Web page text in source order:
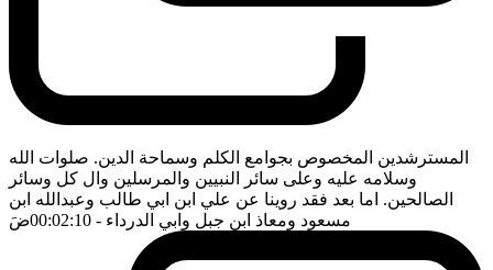
المسترشدين المخصوص بجوامع الكلم وسماحة الدين. صلوات الله
وسلامه عليه وعلى سائر النبيين والمرسلين وال كل وسائر
الصالحين. اما بعد فقد روينا عن علي ابن ابي طالب وعبدالله ابن
مسعود ومعاذ ابن جبل وابي الدرداء - 00:02:10 ضَ